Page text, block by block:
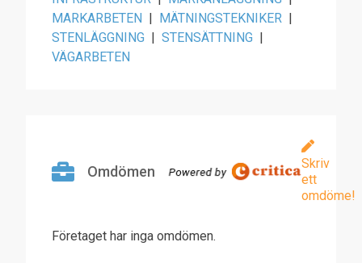
MARKARBETEN | MÄTNINGSTEKNIKER |
STENLÄGGNING | STENSÄTTNING |
VÄGARBETEN
Omdömen
Skriv
ett
omdöme!
Företaget har inga omdömen.